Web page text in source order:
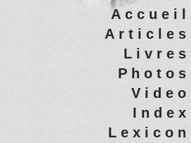
Accueil
Articles
Livres
Photos
Video
Index
Lexicon